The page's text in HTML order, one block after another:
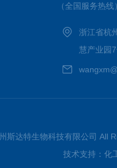
（全国服务热线）
浙江省杭
慧产业园
斯达特生物科技有限公司 All
技术支持： 化